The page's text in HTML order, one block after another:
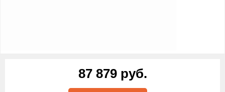
87 879 руб.